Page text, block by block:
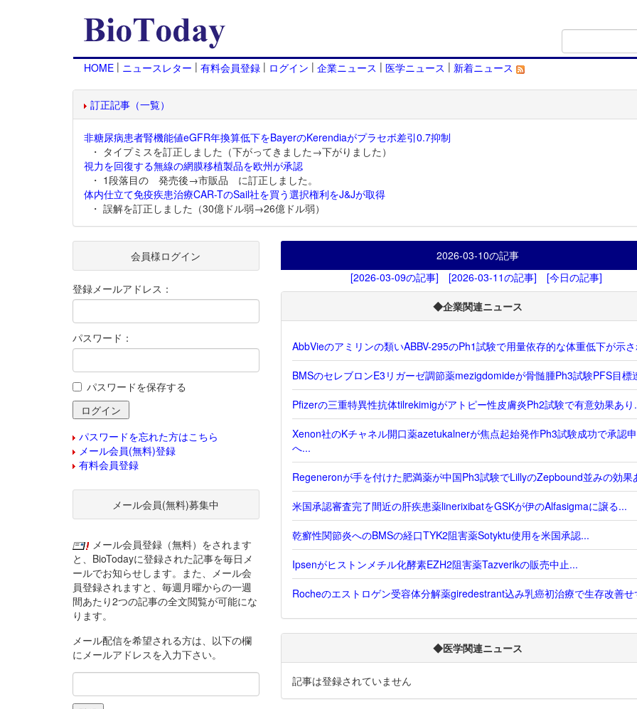
HOME | ニュースレター | 有料会員登録 | ログイン | 企業ニュース | 医学ニュース | 新着ニュース
訂正記事（一覧）
非糖尿病患者腎機能値eGFR年換算低下をBayerのKerendiaがプラセボ差引0.7抑制
・ タイプミスを訂正しました（下がってきました→下がりました）
視力を回復する無線の網膜移植製品を欧州が承認
・ 1段落目の 発売後→市販品 に訂正しました。
体内仕立て免疫疾患治療CAR-TのSail社を買う選択権利をJ&Jが取得
・ 誤解を訂正しました（30億ドル弱→26億ドル弱）
2026-03-10の記事
[2026-03-09の記事]
[2026-03-11の記事] [今日の記事]
◆企業関連ニュース
AbbVieのアミリンの類いABBV-295のPh1試験で用量依存的な体重低下が示
BMSのセレブロンE3リガーゼ調節薬mezigdomideが骨髄腫Ph3試験PFS目標
Pfizerの三重特異性抗体tilrekimigがアトピー性皮膚炎Ph2試験で有意効果あり
Xenon社のKチャネル開口薬azetukalnerが焦点起始発作Ph3試験成功で承認
へ...
Regeneronが手を付けた肥満薬が中国Ph3試験でLillyのZepbound並みの効果
米国承認審査完了間近の肝疾患薬linerixibatをGSKが伊のAlfasigmaに譲る...
乾癬性関節炎へのBMSの経口TYK2阻害薬Sotyktu使用を米国承認...
Ipsenがヒストンメチル化酵素EZH2阻害薬Tazverikの販売中止...
Rocheのエストロゲン受容体分解薬giredestrant込み乳癌初治療で生存改善せ
◆医学関連ニュース
記事は登録されていません
会員様ログイン
登録メールアドレス：
パスワード：
パスワードを保存する
パスワードを忘れた方はこちら
メール会員(無料)登録
有料会員登録
メール会員(無料)募集中
メール会員登録（無料）をされます
と、BioTodayに登録された記事を毎日メ
ールでお知らせします。また、メール会
員登録されますと、毎週月曜からの一週
間あたり2つの記事の全文閲覧が可能にな
ります。
メール配信を希望される方は、以下の欄
にメールアドレスを入力下さい。